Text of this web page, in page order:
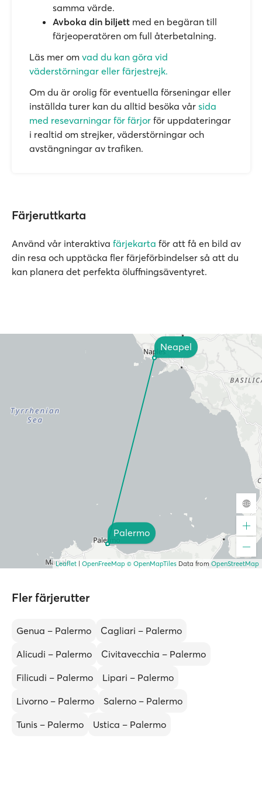
samma värde.
Avboka din biljett med en begäran till
färjeoperatören om full återbetalning.
Läs mer om vad du kan göra vid
väderstörningar eller färjestrejk.
Om du är orolig för eventuella förseningar eller
inställda turer kan du alltid besöka vår sida
med resevarningar för färjor för uppdateringar
i realtid om strejker, väderstörningar och
avstängningar av trafiken.
Färjeruttkarta
Använd vår interaktiva färjekarta för att få en bild av
din resa och upptäcka fler färjeförbindelser så att du
kan planera det perfekta öluffningsäventyret.
Neapel
Palermo
Leaflet OpenFreeMap © OpenMapTiles Data from OpenStreetMap
Fler färjerutter
Genua – Palermo
Cagliari – Palermo
Alicudi – Palermo
Civitavecchia – Palermo
Filicudi – Palermo
Lipari – Palermo
Livorno – Palermo
Salerno – Palermo
Tunis – Palermo
Ustica – Palermo